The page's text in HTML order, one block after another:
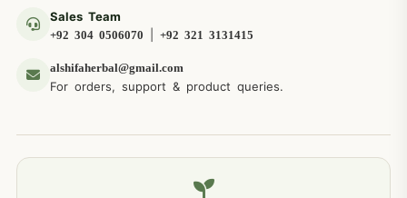
Sales Team
+92 304 0506070 +92 321 3131415
alshifaherbal@gmail.com
For orders, support & product queries.